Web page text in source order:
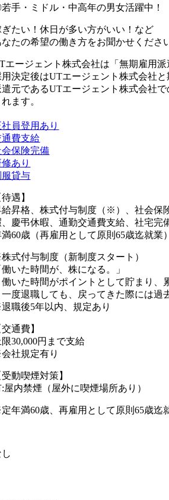
手・ミドル・中高年の男女活躍中！
ぎたい！休日が多い方がいい！など
なたの希望の働き方をお聞かせくださ
エージェント株式会社は「無期雇用派
用決定後はUTエージェント株式会社
遣元であるUTエージェント株式会社
れます。
社員登用あり
通費支給
会保険完備
あり
服貸与
待遇】
給昇格、株式付与制度（※）、社会保
、慶弔休暇、通勤交通費支給、社宅
満60歳（再雇用として原則65歳迄就業）
式付与制度（新制度スタート）
働いた時間が、株になる。」
働いた時間がポイントとして貯まり
一度退職しても、戻ってきた際には
職後5年以内、規定あり
交通費】
限30,000円まで支給
社規定有り
受動喫煙対策】
:屋内禁煙（屋外に喫煙場所あり）
年満60歳、再雇用として原則65歳迄